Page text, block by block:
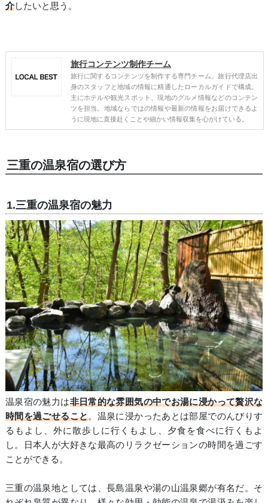
介したいと思う。
旅行コンテンツ制作チーム
旅行に関するコンテンツを制作する専門チーム。旅行代理店出
身のスタッフと地域の情報に精通したローカルガイドで構成。
主にホテルや観光スポット、現地のグルメ情報などのコンテン
ツを担当。地域ならではの情報や最新の情報をお届けできるよ
うに現地に直接赴くことや細かい情報収集を心がけている。
三重の温泉宿の選び方
1.三重の温泉宿の魅力
温泉宿の魅力は非日常的な雰囲気の中でお湯に浸かって贅沢な
時間を過ごせること。温泉に浸かったあとは部屋でのんびりす
るもよし、外に散歩しに行くもよし、夕食を食べに行くもよ
し。日本人が大好きな最高のリラクゼーションの時間を過ごす
ことができる。
三重の温泉地としては、長島温泉や湯の山温泉郷が有名だ。そ